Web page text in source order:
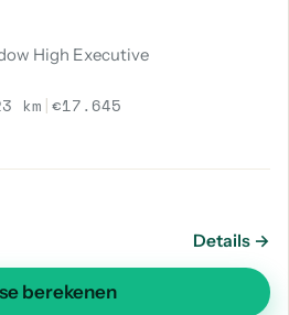
High Executive
km |€17.645
Details →
berekenen